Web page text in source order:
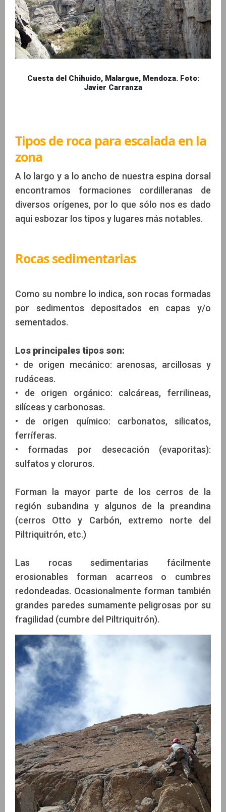
Cuesta del Chihuido, Malargue, Mendoza. Foto:
Javier Carranza
Tipos de roca para escalada en la
zona
A lo largo y a lo ancho de nuestra espina dorsal
encontramos formaciones cordilleranas de
diversos orígenes, por lo que sólo nos es dado
aquí esbozar los tipos y lugares más notables.
Rocas sedimentarias
Como su nombre lo indica, son rocas formadas
por sedimentos depositados en capas y/o
sementados.
Los principales tipos son:
• de origen mecánico: arenosas, arcillosas y
rudáceas.
• de origen orgánico: calcáreas, ferrilineas,
silíceas y carbonosas.
• de origen químico: carbonatos, silicatos,
ferríferas.
• formadas por desecación (evaporitas):
sulfatos y cloruros.
Forman la mayor parte de los cerros de la
región subandina y algunos de la preandina
(cerros Otto y Carbón, extremo norte del
Piltriquitrón, etc.)
Las rocas sedimentarias fácilmente
erosionables forman acarreos o cumbres
redondeadas. Ocasionalmente forman también
grandes paredes sumamente peligrosas por su
fragilidad (cumbre del Piltriquitrón).